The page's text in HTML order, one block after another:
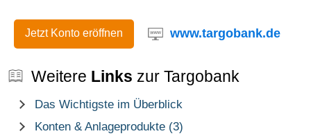
Jetzt Konto eröffnen www.targobank.de
Weitere Links zur Targobank
Das Wichtigste im Überblick
Konten & Anlageprodukte (3)